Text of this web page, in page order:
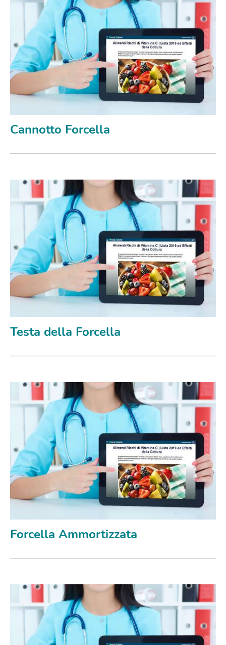
Cannotto Forcella
Testa della Forcella
Forcella Ammortizzata